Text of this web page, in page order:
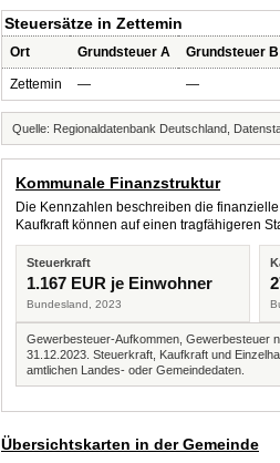
Steuersätze in Zettemin
Ort Grundsteuer A Grundsteuer B
Zettemin — —
Quelle: Regionaldatenbank Deutschland,
Kommunale Finanzstruktur
Die Kennzahlen beschreiben die
Kaufkraft können auf einen tragfähigeren
Steuerkraft
1.167 EUR je Einwohner
Bundesland, 2023
Gewerbesteuer-Aufkommen, Gewerbesteuer
31.12.2023. Steuerkraft, Kaufkraft und
amtlichen Landes- oder Gemeindedaten.
Übersichtskarten in der Gemeinde